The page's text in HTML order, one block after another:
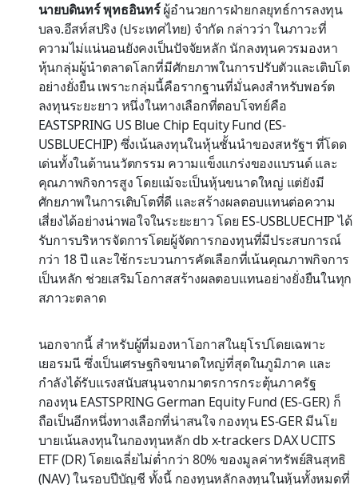
นายบดินทร์ พุทธอินทร์ผู้อำนวยการฝ่ายกลยุทธ์การลงทุน
บลจ.อีสท์สปริง (ประเทศไทย) จำกัด กล่าวว่า ในภาวะที่
ความไม่แน่นอนยังคงเป็นปัจจัยหลัก นักลงทุนควรมองหา
หุ้นกลุ่มผู้นำตลาดโลกที่มีศักยภาพในการปรับตัวและเติบโต
อย่างยั่งยืน เพราะกลุ่มนี้คือรากฐานที่มั่นคงสำหรับพอร์ต
ลงทุนระยะยาว หนึ่งในทางเลือกที่ตอบโจทย์คือ
EASTSPRING US Blue Chip Equity Fund (ES-
USBLUECHIP) ซึ่งเน้นลงทุนในหุ้นชั้นนำของสหรัฐฯ ที่โดด
เด่นทั้งในด้านนวัตกรรม ความแข็งแกร่งของแบรนด์ และ
คุณภาพกิจการสูง โดยแม้จะเป็นหุ้นขนาดใหญ่ แต่ยังมี
ศักยภาพในการเติบโตที่ดี และสร้างผลตอบแทนต่อความ
เสี่ยงได้อย่างน่าพอใจในระยะยาว โดย ES-USBLUECHIP ได้
รับการบริหารจัดการโดยผู้จัดการกองทุนที่มีประสบการณ์
กว่า 18 ปี และใช้กระบวนการคัดเลือกที่เน้นคุณภาพกิจการ
เป็นหลัก ช่วยเสริมโอกาสสร้างผลตอบแทนอย่างยั่งยืนในทุก
สภาวะตลาด
นอกจากนี้ สำหรับผู้ที่มองหาโอกาสในยุโรปโดยเฉพาะ
เยอรมนี ซึ่งเป็นเศรษฐกิจขนาดใหญ่ที่สุดในภูมิภาค และ
กำลังได้รับแรงสนับสนุนจากมาตรการกระตุ้นภาครัฐ
กองทุน EASTSPRING German Equity Fund (ES-GER) ก็
ถือเป็นอีกหนึ่งทางเลือกที่น่าสนใจ กองทุน ES-GER มีนโย
บายเน้นลงทุนในกองทุนหลัก db x-trackers DAX UCITS
ETF (DR) โดยเฉลี่ยไม่ต่ำกว่า 80% ของมูลค่าทรัพย์สินสุทธิ
(NAV) ในรอบปีบัญชี ทั้งนี้ กองทุนหลักลงทุนในหุ้นทั้งหมดที่